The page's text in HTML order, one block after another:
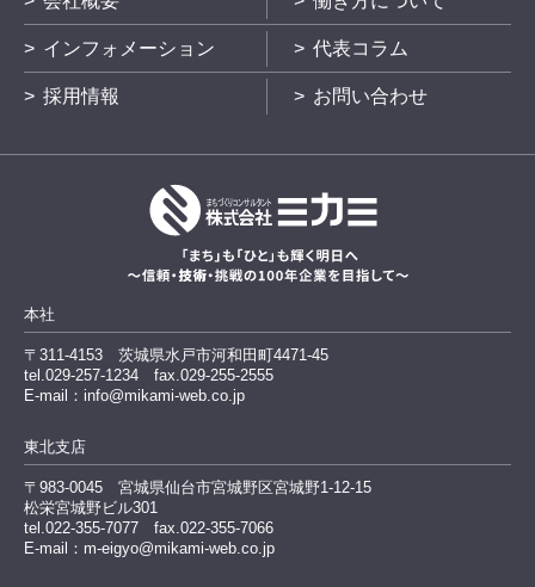
インフォメーション 代表コラム
採用情報 お問い合わせ
本社
〒311-4153 茨城県水戸市河和田町4471-45
tel.029-257-1234 fax.029-255-2555
E-mail：info@mikami-web.co.jp
東北支店
〒983-0045 宮城県仙台市宮城野区宮城野1-12-15
松栄宮城野ビル301
tel.022-355-7077 fax.022-355-7066
E-mail：m-eigyo@mikami-web.co.jp